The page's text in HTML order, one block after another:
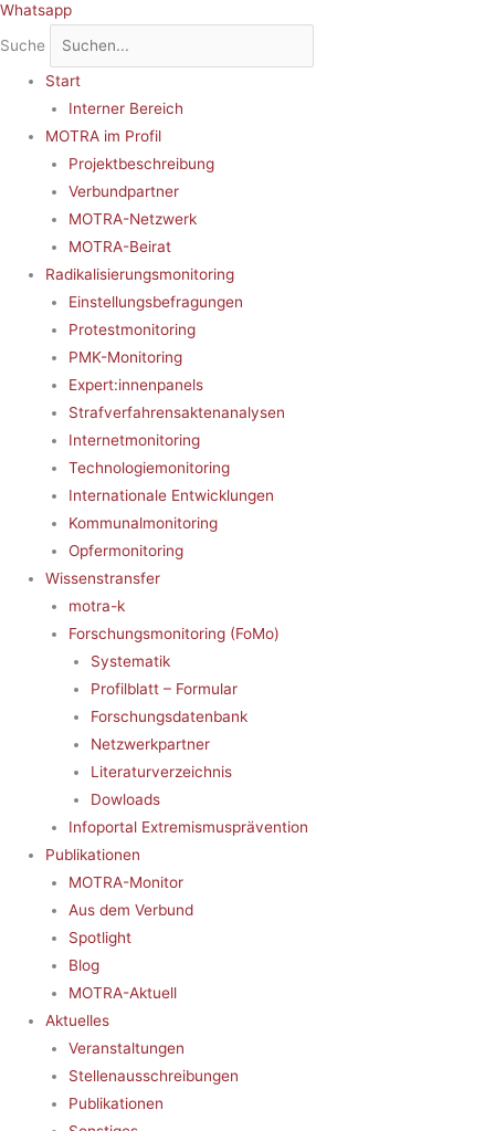
Whatsapp
Suche
Start
Interner Bereich
MOTRA im Profil
Projektbeschreibung
Verbundpartner
MOTRA-Netzwerk
MOTRA-Beirat
Radikalisierungsmonitoring
Einstellungsbefragungen
Protestmonitoring
PMK-Monitoring
Expert:innenpanels
Strafverfahrensaktenanalysen
Internetmonitoring
Technologiemonitoring
Internationale Entwicklungen
Kommunalmonitoring
Opfermonitoring
Wissenstransfer
motra-k
Forschungsmonitoring (FoMo)
Systematik
Profilblatt – Formular
Forschungsdatenbank
Netzwerkpartner
Literaturverzeichnis
Dowloads
Infoportal Extremismusprävention
Publikationen
MOTRA-Monitor
Aus dem Verbund
Spotlight
Blog
MOTRA-Aktuell
Aktuelles
Veranstaltungen
Stellenausschreibungen
Publikationen